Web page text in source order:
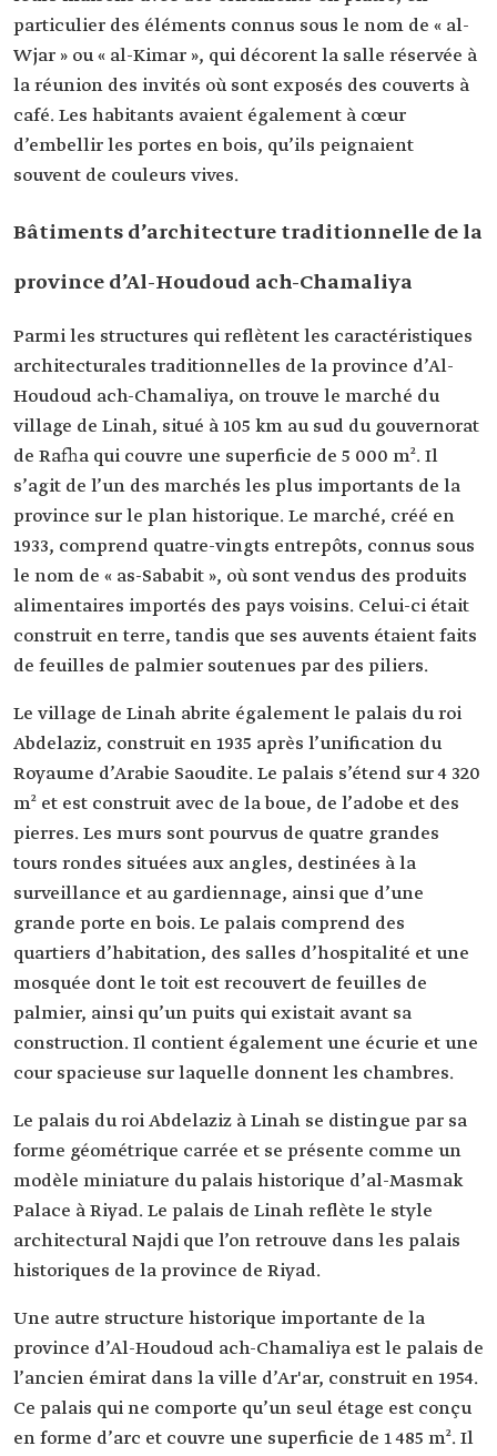
particulier des éléments connus sous le nom de « al-
Wjar » ou « al-Kimar », qui décorent la salle réservée à
la réunion des invités où sont exposés des couverts à
café. Les habitants avaient également à cœur
d’embellir les portes en bois, qu’ils peignaient
souvent de couleurs vives.
Bâtiments d’architecture traditionnelle de la
province d’Al-Houdoud ach-Chamaliya
Parmi les structures qui reflètent les caractéristiques
architecturales traditionnelles de la province d’Al-
Houdoud ach-Chamaliya, on trouve le marché du
village de Linah, situé à 105 km au sud du gouvernorat
de Rafha qui couvre une superficie de 5 000 m². Il
s’agit de l’un des marchés les plus importants de la
province sur le plan historique. Le marché, créé en
1933, comprend quatre-vingts entrepôts, connus sous
le nom de « as-Sababit », où sont vendus des produits
alimentaires importés des pays voisins. Celui-ci était
construit en terre, tandis que ses auvents étaient faits
de feuilles de palmier soutenues par des piliers.
Le village de Linah abrite également le palais du roi
Abdelaziz, construit en 1935 après l’unification du
Royaume d’Arabie Saoudite. Le palais s’étend sur 4 320
m² et est construit avec de la boue, de l’adobe et des
pierres. Les murs sont pourvus de quatre grandes
tours rondes situées aux angles, destinées à la
surveillance et au gardiennage, ainsi que d’une
grande porte en bois. Le palais comprend des
quartiers d’habitation, des salles d’hospitalité et une
mosquée dont le toit est recouvert de feuilles de
palmier, ainsi qu’un puits qui existait avant sa
construction. Il contient également une écurie et une
cour spacieuse sur laquelle donnent les chambres.
Le palais du roi Abdelaziz à Linah se distingue par sa
forme géométrique carrée et se présente comme un
modèle miniature du palais historique d’al-Masmak
Palace à Riyad. Le palais de Linah reflète le style
architectural Najdi que l’on retrouve dans les palais
historiques de la province de Riyad.
Une autre structure historique importante de la
province d’Al-Houdoud ach-Chamaliya est le palais de
l’ancien émirat dans la ville d’Ar'ar, construit en 1954.
Ce palais qui ne comporte qu’un seul étage est conçu
en forme d’arc et couvre une superficie de 1 485 m². Il